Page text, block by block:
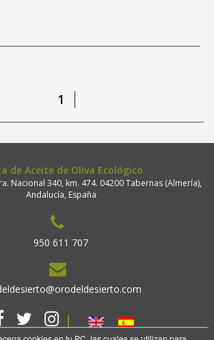
1
de Aceite de Oliva Ecológico
Nacional 340, km. 474. 04200 Tabernas (Almería),
Andalucía, España
950 611 707